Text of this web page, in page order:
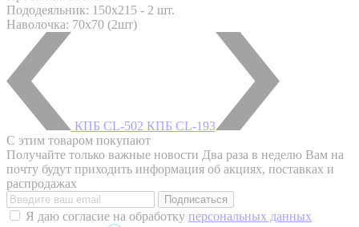
Пододеяльник: 150x215 - 2 шт.
Наволочка: 70х70 (2шт)
КПБ CL-502 КПБ CL-193
С этим товаром покупают
Получайте только важные новости Два раза в неделю Вам на
почту будут приходить информация об акциях, поставках и
распродажах
Я даю согласие на обработку персональных данных